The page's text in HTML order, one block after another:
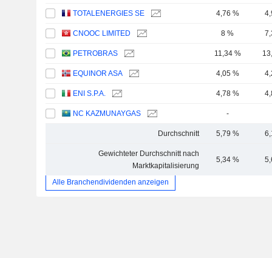
TOTALENERGIES SE 4,76 %
CNOOC LIMITED 8 %
PETROBRAS 11,34 %
EQUINOR ASA 4,05 %
ENI S.P.A. 4,78 %
NC KAZMUNAYGAS -
Durchschnitt 5,79 %
Gewichteter Durchschnitt nach
Marktkapitalisierung
5,34 %
Alle Branchendividenden anzeigen